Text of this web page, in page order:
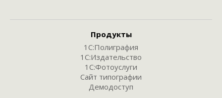
Продукты
1С:Полиграфия
1С:Издательство
1С:Фотоуслуги
Сайт типографии
Демодоступ